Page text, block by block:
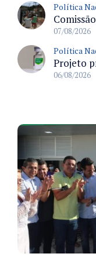
Política
07/08/2026
Política
06/08/2026